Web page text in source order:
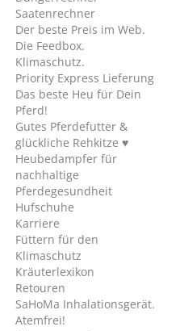
Saatenrechner
Der beste Preis im Web.
Die Feedbox.
Klimaschutz.
Priority Express Lieferung
Das beste Heu für Dein
Pferd!
Gutes Pferdefutter &
glückliche Rehkitze ♥
Heubedampfer für
nachhaltige
Pferdegesundheit
Hufschuhe
Karriere
Füttern für den
Klimaschutz
Kräuterlexikon
Retouren
SaHoMa Inhalationsgerät.
Atemfrei!